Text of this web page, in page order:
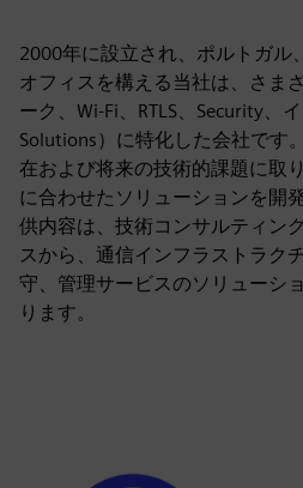
2000年に設立され、ポルトガル
オフィスを構える当社は、さま
ーク、Wi-Fi、RTLS、Security、
Solutions）に特化した会社です
在および将来の技術的課題に取
に合わせたソリューションを開
供内容は、技術コンサルティン
スから、通信インフラストラク
守、管理サービスのソリューシ
ります。